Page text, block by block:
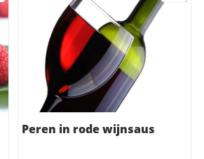
Peren in rode wijnsaus